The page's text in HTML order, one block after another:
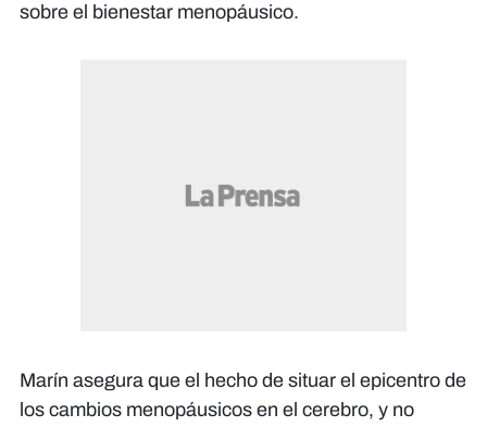
sobre el bienestar menopáusico.
Marín asegura que el hecho de situar el epicentro de
los cambios menopáusicos en el cerebro, y no